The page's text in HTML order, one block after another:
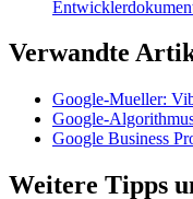
Verwandte
Google-Mueller:
Google-
Google Business
Weitere Tipps